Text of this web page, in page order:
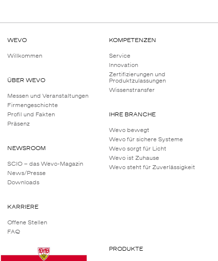
Chemikalienbeständigkeit
WEVO
Willkommen
ÜBER WEVO
Messen und Veranstaltungen
Firmengeschichte
Profil und Fakten
Präsenz
NEWSROOM
SCIO – das Wevo-Magazin
News/Presse
Downloads
KARRIERE
Offene Stellen
FAQ
KOMPETENZEN
Service
Innovation
Zertifizierungen und
Produktzulassungen
Wissenstransfer
IHRE BRANCHE
Wevo bewegt
Wevo für sichere Systeme
Wevo sorgt für Licht
Wevo ist Zuhause
Wevo steht für Zuverlässigkeit
PRODUKTE